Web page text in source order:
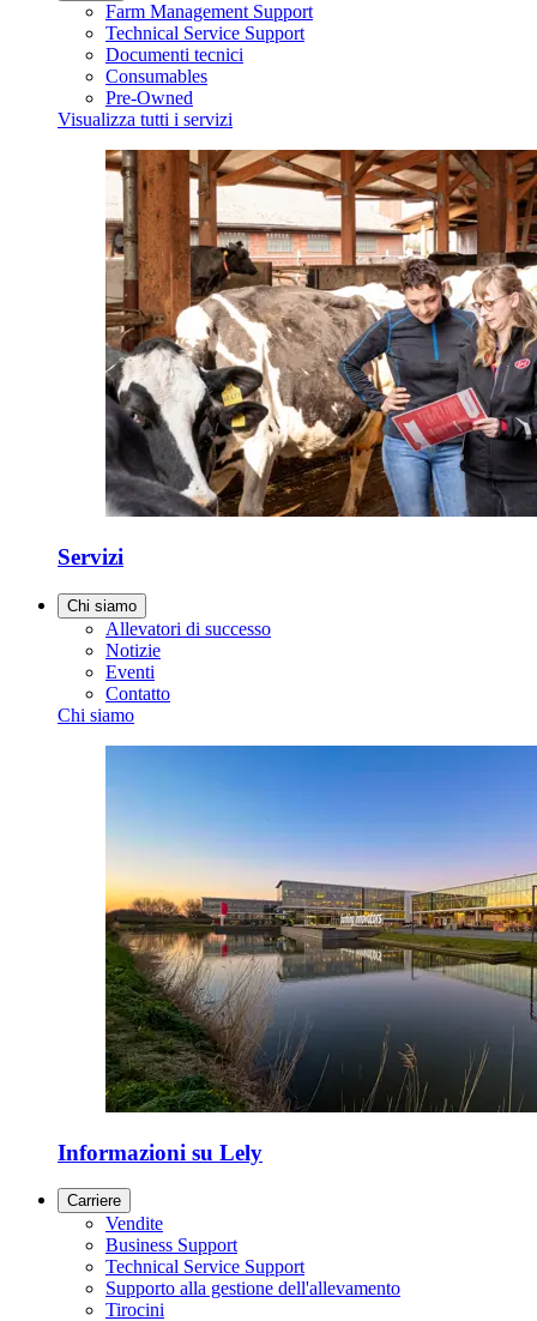
Farm Management Support
Technical Service Support
Documenti tecnici
Consumables
Pre-Owned
Visualizza tutti i servizi
Servizi
Chi siamo
Allevatori di successo
Notizie
Eventi
Contatto
Chi siamo
Informazioni su Lely
Carriere
Vendite
Business Support
Technical Service Support
Supporto alla gestione dell'allevamento
Tirocini